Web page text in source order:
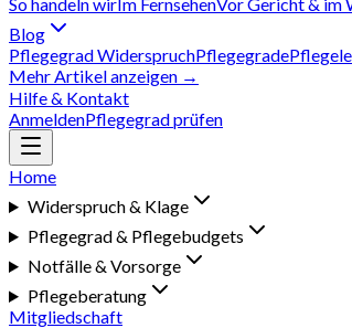
Blog
Pflegegrad WiderspruchPflegegrade
Mehr Artikel anzeigen →
Hilfe & Kontakt
AnmeldenPflegegrad prüfen
Home
Widerspruch & Klage
Pflegegrad & Pflegebudgets
Notfälle & Vorsorge
Pflegeberatung
Mitgliedschaft